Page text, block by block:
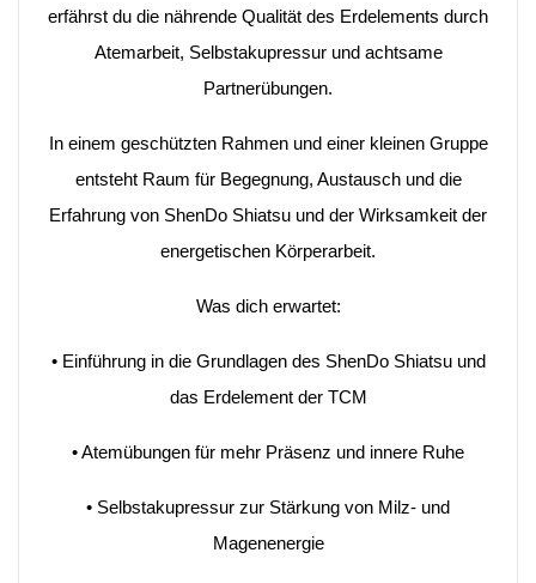
erfährst du die nährende Qualität des Erdelements durch
Atemarbeit, Selbstakupressur und achtsame
Partnerübungen.
In einem geschützten Rahmen und einer kleinen Gruppe
entsteht Raum für Begegnung, Austausch und die
Erfahrung von ShenDo Shiatsu und der Wirksamkeit der
energetischen Körperarbeit.
Was dich erwartet:
• Einführung in die Grundlagen des ShenDo Shiatsu und
das Erdelement der TCM
• Atemübungen für mehr Präsenz und innere Ruhe
• Selbstakupressur zur Stärkung von Milz- und
Magenenergie